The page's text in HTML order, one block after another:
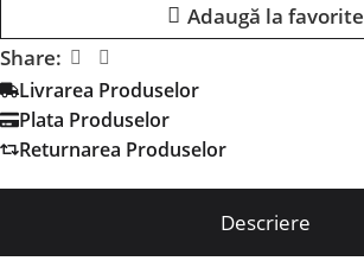
Adaugă la favorite
Share:
Livrarea Produselor
Plata Produselor
Returnarea Produselor
Descriere